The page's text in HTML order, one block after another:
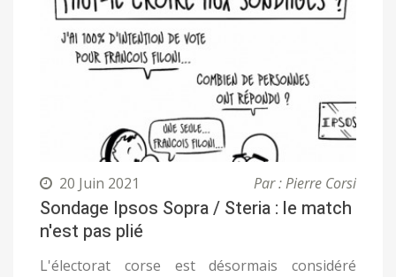
20 Juin 2021 Par : Pierre Corsi
Sondage Ipsos Sopra / Steria : le match
n'est pas plié
L'électorat corse est désormais considéré